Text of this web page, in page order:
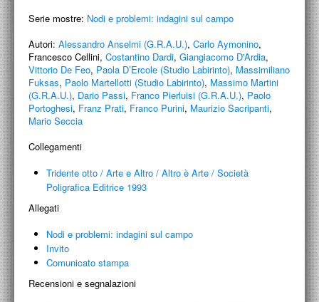
Serie mostre: Nodi e problemi: indagini sul campo
Autori: Alessandro Anselmi (G.R.A.U.), Carlo Aymonino,
Francesco Cellini, Costantino Dardi, Giangiacomo D'Ardia,
Vittorio De Feo, Paola D’Ercole (Studio Labirinto), Massimiliano
Fuksas, Paolo Martellotti (Studio Labirinto), Massimo Martini
(G.R.A.U.), Dario Passi, Franco Pierluisi (G.R.A.U.), Paolo
Portoghesi, Franz Prati, Franco Purini, Maurizio Sacripanti,
Mario Seccia
Collegamenti
Tridente otto / Arte e Altro / Altro è Arte / Società
Poligrafica Editrice 1993
Allegati
Nodi e problemi: indagini sul campo
Invito
Comunicato stampa
Recensioni e segnalazioni